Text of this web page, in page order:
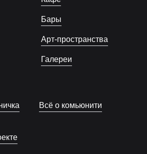
Бары
Арт-пространства
Галереи
Всё о комьюнити